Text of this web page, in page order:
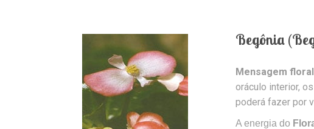
Begônia
Mensagem
oráculo interior,
poderá fazer por
A energia do